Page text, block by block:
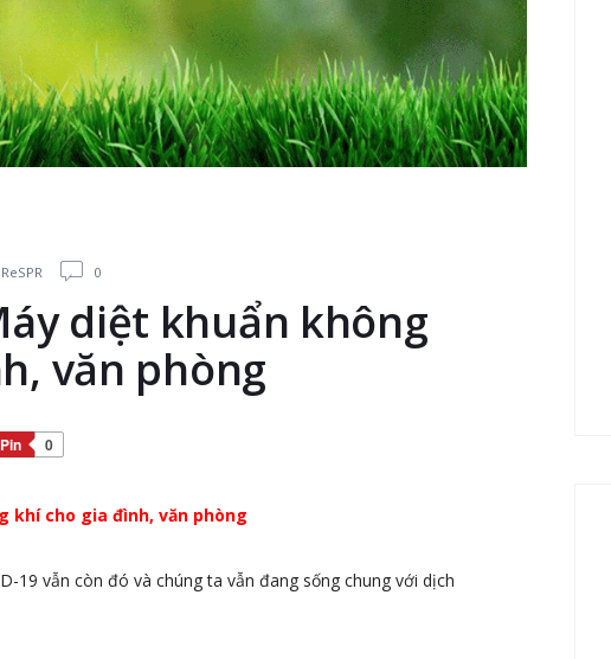
0
diệt khuẩn không
văn phòng
Pin 0
khí cho gia đình, văn phòng
19 vẫn còn đó và chúng ta vẫn đang sống chung với dịch